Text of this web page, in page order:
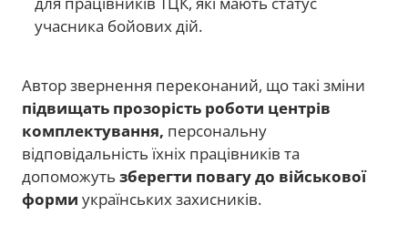
учасника бойових дій.
Автор звернення переконаний, що такі зміни
підвищать прозорість роботи центрів
комплектування, персональну
відповідальність їхніх працівників та
допоможуть зберегти повагу до військової
форми українських захисників.